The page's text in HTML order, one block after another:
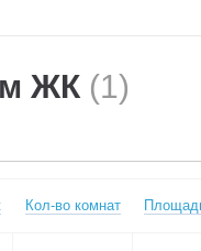
ЖК (1)
Кол-во комнат